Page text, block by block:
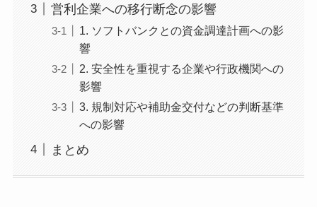
営利企業への移行断念の影響
1. ソフトバンクとの資金調達計画への影
響
2. 安全性を重視する企業や行政機関への
影響
3. 規制対応や補助金交付などの判断基準
への影響
まとめ